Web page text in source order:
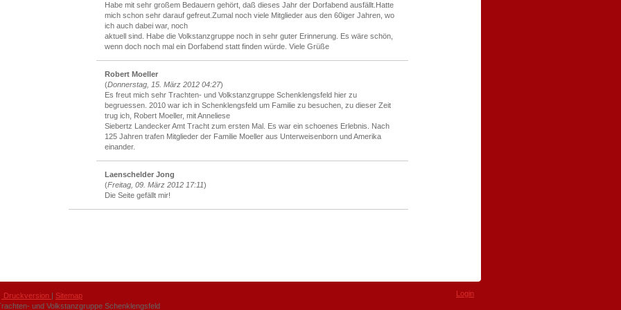
Habe mit sehr großem Bedauern gehört, daß dieses Jahr der Dorfabend ausfällt.Hatte
mich schon sehr darauf gefreut.Zumal noch viele Mitglieder aus den 60iger Jahren, wo
ich auch dabei war, noch
aktuell sind. Habe die Volkstanzgruppe noch in sehr guter Erinnerung. Es wäre schön,
wenn doch noch mal ein Dorfabend statt finden würde. Viele Grüße
Robert Moeller
(Donnerstag, 15. März 2012 04:27)
Es freut mich sehr Trachten- und Volkstanzgruppe Schenklengsfeld hier zu
begruessen. 2010 war ich in Schenklengsfeld um Familie zu besuchen, zu dieser Zeit
trug ich, Robert Moeller, mit Anneliese
Siebertz Landecker Amt Tracht zum ersten Mal. Es war ein schoenes Erlebnis. Nach
125 Jahren trafen Mitglieder der Familie Moeller aus Unterweisenborn und Amerika
einander.
Laenschelder Jong
(Freitag, 09. März 2012 17:11)
Die Seite gefällt mir!
Druckversion | Sitemap
und Volkstanzgruppe Schenklengsfeld
Login